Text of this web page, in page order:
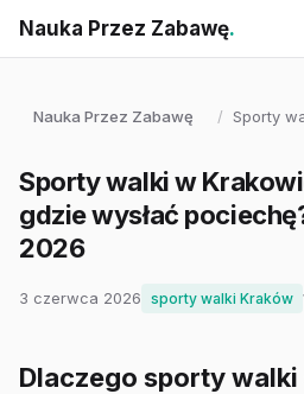
Nauka Przez Zabawę.
Nauka Przez Zabawę / Sporty
Sporty walki w
gdzie wysłać
2026
3 czerwca 2026 sporty walki Kraków
Dlaczego sporty walki